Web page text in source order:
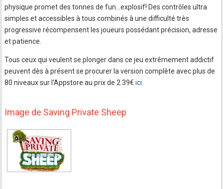
physique promet des tonnes de fun…explosif! Des contrôles ultra
simples et accessibles à tous combinés à une difficulté très
progressive récompensent les joueurs possédant précision, adresse
et patience.
Tous ceux qui veulent se plonger dans ce jeu extrêmement addictif
peuvent dès à présent se procurer la version complète avec plus de
80 niveaux sur l’Appstore au prix de 2.39€ici
Image de Saving Private Sheep